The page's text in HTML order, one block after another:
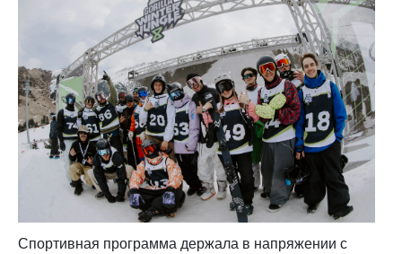
Спортивная программа держала в напряжении с